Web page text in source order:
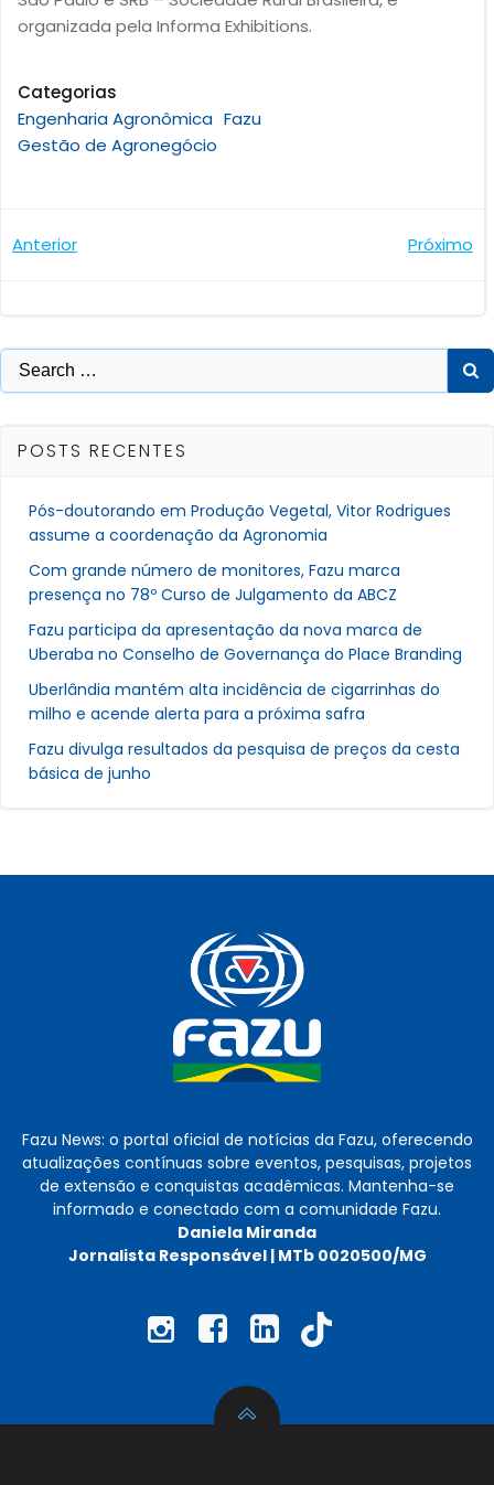
organizada pela Informa Exhibitions.
Categorias
Engenharia Agronômica Fazu
Gestão de Agronegócio
Navegação
Post
Anterior
Post
Próximo
Search
for:
POSTS RECENTES
Pós-doutorando em Produção Vegetal, Vitor Rodrigues
assume a coordenação da Agronomia
Com grande número de monitores, Fazu marca
presença no 78º Curso de Julgamento da ABCZ
Fazu participa da apresentação da nova marca de
Uberaba no Conselho de Governança do Place Branding
Uberlândia mantém alta incidência de cigarrinhas do
milho e acende alerta para a próxima safra
Fazu divulga resultados da pesquisa de preços da cesta
básica de junho
Fazu News: o portal oficial de notícias da Fazu, oferecendo
atualizações contínuas sobre eventos, pesquisas, projetos
de extensão e conquistas acadêmicas. Mantenha-se
informado e conectado com a comunidade Fazu.
Daniela Miranda
Jornalista Responsável | MTb 0020500/MG